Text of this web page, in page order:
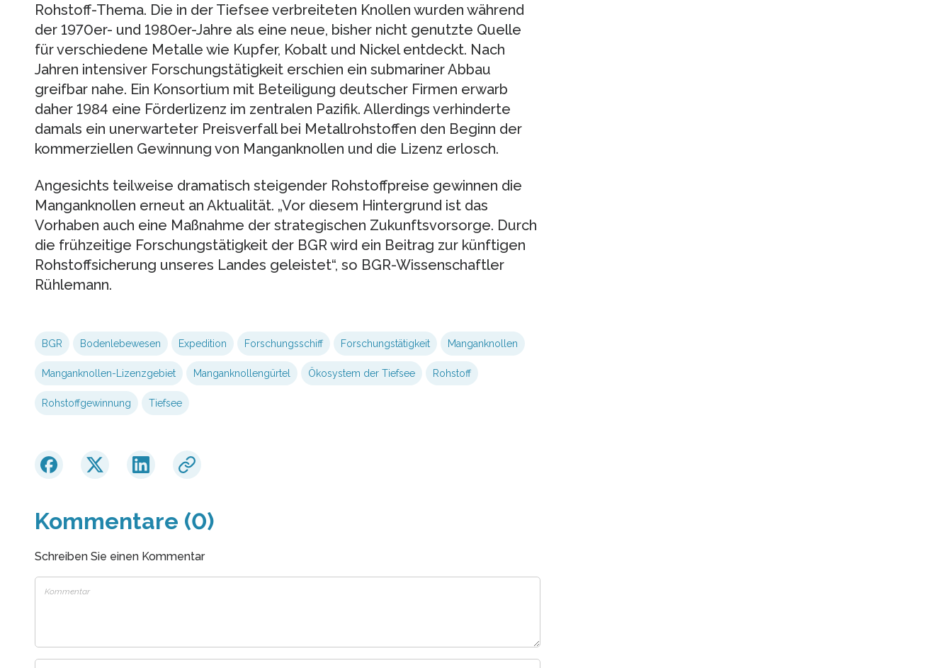
Rohstoff-Thema. Die in der Tiefsee verbreiteten Knollen wurden während
der 1970er- und 1980er-Jahre als eine neue, bisher nicht genutzte Quelle
für verschiedene Metalle wie Kupfer, Kobalt und Nickel entdeckt. Nach
Jahren intensiver Forschungstätigkeit erschien ein submariner Abbau
greifbar nahe. Ein Konsortium mit Beteiligung deutscher Firmen erwarb
daher 1984 eine Förderlizenz im zentralen Pazifik. Allerdings verhinderte
damals ein unerwarteter Preisverfall bei Metallrohstoffen den Beginn der
kommerziellen Gewinnung von Manganknollen und die Lizenz erlosch.
Angesichts teilweise dramatisch steigender Rohstoffpreise gewinnen die
Manganknollen erneut an Aktualität. „Vor diesem Hintergrund ist das
Vorhaben auch eine Maßnahme der strategischen Zukunftsvorsorge. Durch
die frühzeitige Forschungstätigkeit der BGR wird ein Beitrag zur künftigen
Rohstoffsicherung unseres Landes geleistet“, so BGR-Wissenschaftler
Rühlemann.
BGR Bodenlebewesen Expedition Forschungsschiff Forschungstätigkeit Manganknollen
Manganknollen-Lizenzgebiet Manganknollengürtel Ökosystem der Tiefsee Rohstoff
Rohstoffgewinnung Tiefsee
Kommentare (0)
Schreiben Sie einen Kommentar